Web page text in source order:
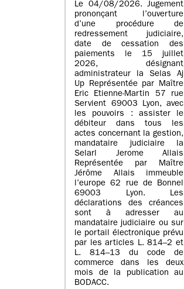
Le 04/08/2026. Jugement
prononçant l’ouverture
d’une procédure de
redressement judiciaire,
date de cessation des
paiements le 15 juillet
2026, désignant
administrateur la Selas Aj
Up Représentée par Maître
Eric Etienne-Martin 57 rue
Servient 69003 Lyon, avec
les pouvoirs : assister le
débiteur dans tous les
actes concernant la gestion,
mandataire judiciaire la
Selarl Jerome Allais
Représentée par Maître
Jérôme Allais immeuble
l’europe 62 rue de Bonnel
69003 Lyon. Les
déclarations des créances
sont à adresser au
mandataire judiciaire ou sur
le portail électronique prévu
par les articles L. 814–2 et
L. 814–13 du code de
commerce dans les deux
mois de la publication au
BODACC.